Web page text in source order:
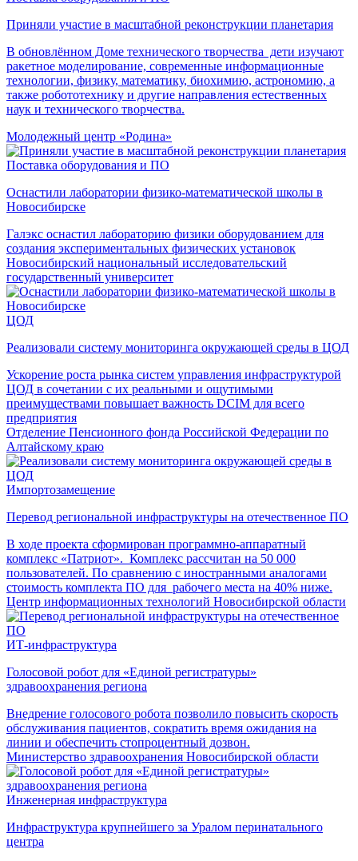
Приняли участие в масштабной реконструкции планетария
В обновлённом Доме технического творчества дети изучают
ракетное моделирование, современные информационные
технологии, физику, математику, биохимию, астрономию, а
также робототехнику и другие направления естественных
наук и технического творчества.
Молодежный центр «Родина»
Поставка оборудования и ПО
Оснастили лаборатории физико-математической школы в
Новосибирске
Галэкс оснастил лабораторию физики оборудованием для
создания экспериментальных физических установок
Новосибирский национальный исследовательский
государственный университет
ЦОД
Реализовали систему мониторинга окружающей среды в ЦОД
Ускорение роста рынка систем управления инфраструктурой
ЦОД в сочетании с их реальными и ощутимыми
преимуществами повышает важность DCIM для всего
предприятия
Отделение Пенсионного фонда Российской Федерации по
Алтайскому краю
Импортозамещение
Перевод региональной инфраструктуры на отечественное ПО
В ходе проекта сформирован программно-аппаратный
комплекс «Патриот». Комплекс рассчитан на 50 000
пользователей. По сравнению с иностранными аналогами
стоимость комплекта ПО для рабочего места на 40% ниже.
Центр информационных технологий Новосибирской области
ИТ-инфраструктура
Голосовой робот для «Единой регистратуры»
здравоохранения региона
Внедрение голосового робота позволило повысить скорость
обслуживания пациентов, сократить время ожидания на
линии и обеспечить стопроцентный дозвон.
Министерство здравоохранения Новосибирской области
Инженерная инфраструктура
Инфраструктура крупнейшего за Уралом перинатального
центра